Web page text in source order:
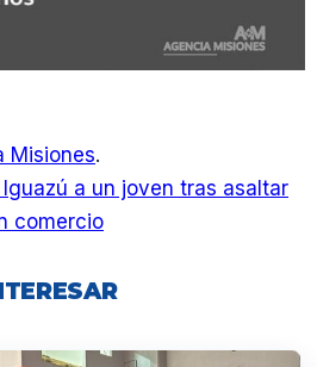
Misiones.
a un joven tras asaltar
comercio